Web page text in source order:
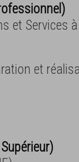
et Services
et